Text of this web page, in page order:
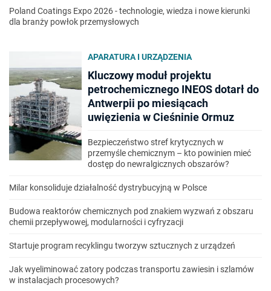
Poland Coatings Expo 2026 - technologie, wiedza i nowe kierunki
dla branży powłok przemysłowych
APARATURA I URZĄDZENIA
Kluczowy moduł projektu
petrochemicznego INEOS dotarł do
Antwerpii po miesiącach
uwięzienia w Cieśninie Ormuz
Bezpieczeństwo stref krytycznych w
przemyśle chemicznym – kto powinien mieć
dostęp do newralgicznych obszarów?
Milar konsoliduje działalność dystrybucyjną w Polsce
Budowa reaktorów chemicznych pod znakiem wyzwań z obszaru
chemii przepływowej, modularności i cyfryzacji
Startuje program recyklingu tworzyw sztucznych z urządzeń
Jak wyeliminować zatory podczas transportu zawiesin i szlamów
w instalacjach procesowych?